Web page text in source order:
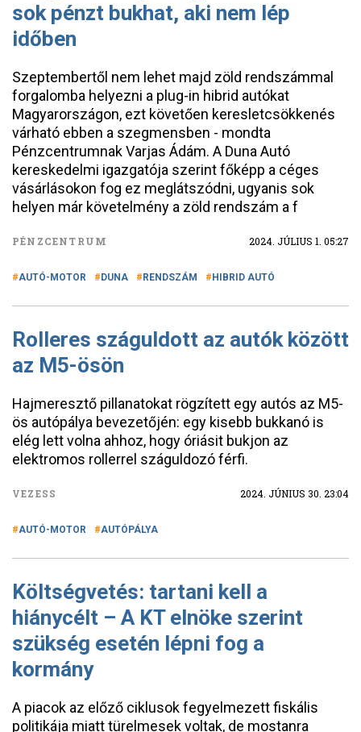
sok pénzt bukhat, aki nem lép
időben
Szeptembertől nem lehet majd zöld rendszámmal
forgalomba helyezni a plug-in hibrid autókat
Magyarországon, ezt követően keresletcsökkenés
várható ebben a szegmensben - mondta
Pénzcentrumnak Varjas Ádám. A Duna Autó
kereskedelmi igazgatója szerint főképp a céges
vásárlásokon fog ez meglátszódni, ugyanis sok
helyen már követelmény a zöld rendszám a f
PÉNZCENTRUM 2024. JÚLIUS 1. 05:27
AUTÓ-MOTOR DUNA RENDSZÁM HIBRID AUTÓ
Rolleres száguldott az autók között
az M5-ösön
Hajmeresztő pillanatokat rögzített egy autós az M5-
ös autópálya bevezetőjén: egy kisebb bukkanó is
elég lett volna ahhoz, hogy óriásit bukjon az
elektromos rollerrel száguldozó férfi.
VEZESS 2024. JÚNIUS 30. 23:04
AUTÓ-MOTOR AUTÓPÁLYA
Költségvetés: tartani kell a
hiánycélt – A KT elnöke szerint
szükség esetén lépni fog a
kormány
A piacok az előző ciklusok fegyelmezett fiskális
politikája miatt türelmesek voltak, de mostanra